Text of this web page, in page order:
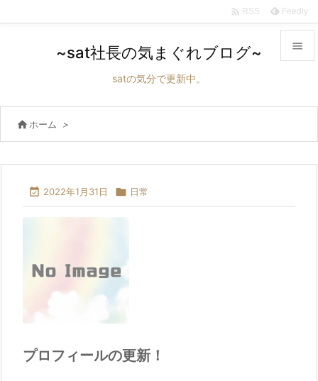


前へ
 RSS Feedly
~sat社長の気まぐれブログ~
satの気分で更新中。
 ホーム >
 2022年1月31日  日常
プロフィールの更新！